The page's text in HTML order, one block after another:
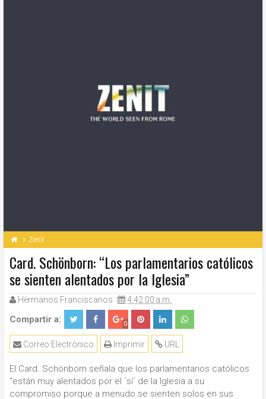
Zenit
Card. Schönborn: “Los parlamentarios católicos
se sienten alentados por la Iglesia”
Hermanos Franciscanos 4:42:00 a.m.
Compartir a: 0
URL
Imprimir
Correo Electrónico
El Card. Schönborn señala que los parlamentarios católicos
“están muy alentados por el `sí´ de la Iglesia a su
compromiso porque a menudo se sienten solos en sus